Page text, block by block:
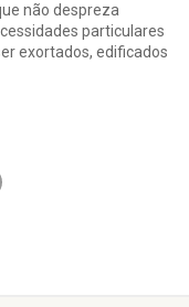
não despreza
particulares
exortados, edificados